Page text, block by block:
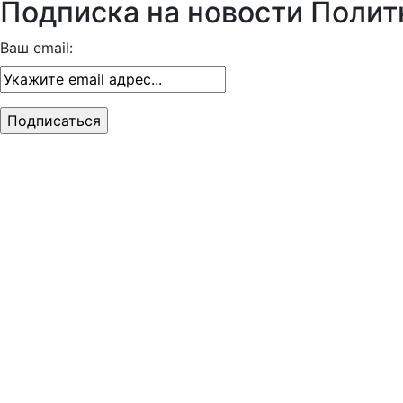
Подписка на новости
Ваш email: